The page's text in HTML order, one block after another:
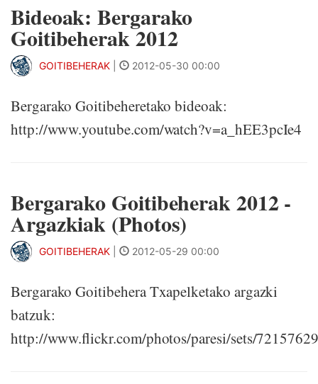
Bideoak: Bergarako
Goitibeherak 2012
GOITIBEHERAK 2012-05-30 00:00
Bergarako Goitibeheretako bideoak:
http://www.youtube.com/watch?v=a_hEE3pcIe4
Bergarako Goitibeherak 2012 -
Argazkiak (Photos)
GOITIBEHERAK 2012-05-29 00:00
Bergarako Goitibehera Txapelketako argazki
batzuk:
http://www.flickr.com/photos/paresi/sets/